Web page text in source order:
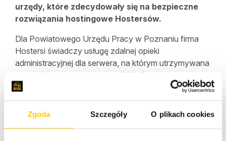
Zgoda Szczegóły O plikach cookies
urzędy, które zdecydowały się na bezpieczne
rozwiązania hostingowe Hostersów.
Dla Powiatowego Urzędu Pracy w Poznaniu firma
Hostersi świadczy usługę zdalnej opieki
administracyjnej dla serwera, na którym utrzymywana
jest aplikacja Intranet by webBOX. Projekt
realizowany jest wspólnie z firmą RSI, dostawcą tej
aplikacji. Hostersi odpowiadali za dostawę serwera na
potrzeby wdrożenia aplikacji. Teraz zajmują się